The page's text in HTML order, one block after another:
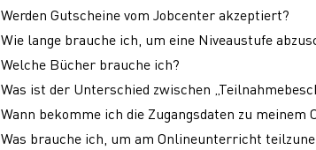
Werden Gutscheine vom Jobcenter akzeptiert?
Wie lange brauche ich, um eine Niveaustufe
Welche Bücher brauche ich?
Was ist der Unterschied zwischen
Wann bekomme ich die Zugangsdaten zu
Was brauche ich, um am Onlineunterricht